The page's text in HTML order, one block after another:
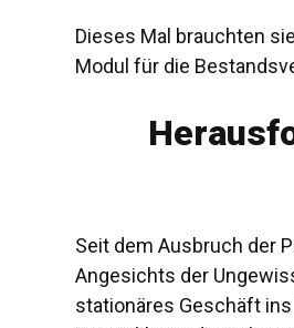
Dieses Mal brauchten
Modul für die
Seit dem Ausbruch der
Angesichts der
stationäres Geschäft